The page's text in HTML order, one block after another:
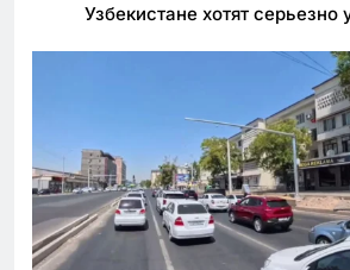
Узбекистане хотят серьезно